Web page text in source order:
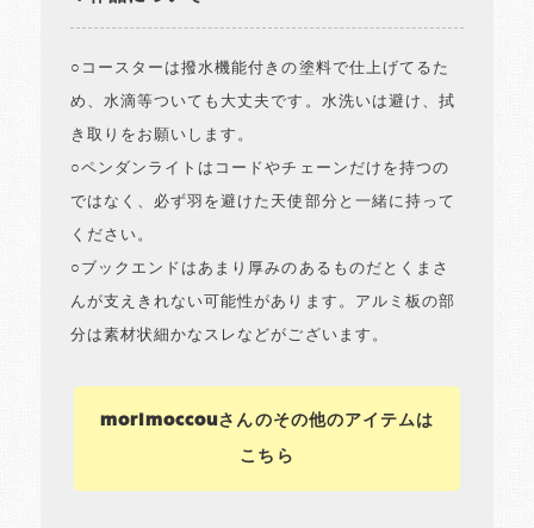
○コースターは撥水機能付きの塗料で仕上げてるた
め、水滴等ついても大丈夫です。水洗いは避け、拭
き取りをお願いします。
○ペンダンライトはコードやチェーンだけを持つの
ではなく、必ず羽を避けた天使部分と一緒に持って
ください。
○ブックエンドはあまり厚みのあるものだとくまさ
んが支えきれない可能性があります。アルミ板の部
分は素材状細かなスレなどがございます。
morimoccouさんのその他のアイテムは
こちら